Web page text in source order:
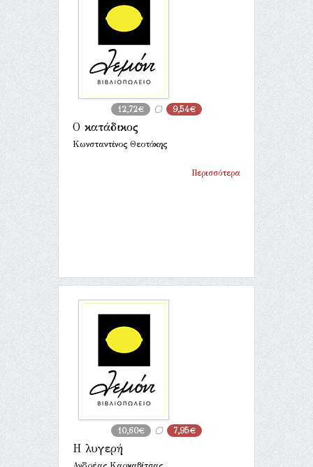
12,72€ 9,54€
Ο κατάδικος
Κωνσταντίνος Θεοτόκης
Περισσότερα
10,60€ 7,95€
Η λυγερή